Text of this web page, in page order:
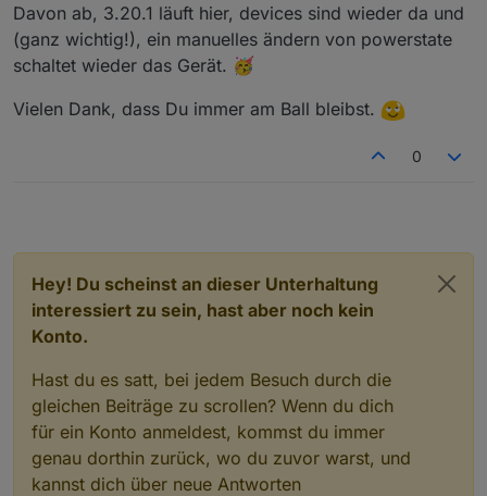
Davon ab, 3.20.1 läuft hier, devices sind wieder da und
(ganz wichtig!), ein manuelles ändern von powerstate
schaltet wieder das Gerät. 🥳
Vielen Dank, dass Du immer am Ball bleibst.
0
Hey! Du scheinst an dieser Unterhaltung
interessiert zu sein, hast aber noch kein
Konto.
Hast du es satt, bei jedem Besuch durch die
gleichen Beiträge zu scrollen? Wenn du dich
für ein Konto anmeldest, kommst du immer
genau dorthin zurück, wo du zuvor warst, und
kannst dich über neue Antworten